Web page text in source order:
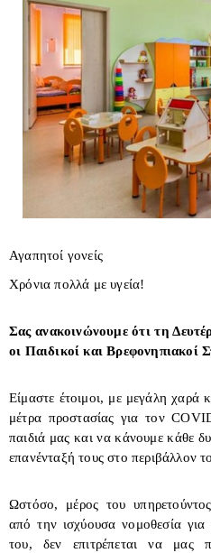
Αγαπητοί γονείς
Χρόνια πολλά με υγεία!
Σας ανακοινώνουμε ότι τη
οι Παιδικοί και Βρεφονηπιακοί
Είμαστε έτοιμοι, με μεγάλη χαρά
μέτρα προστασίας για τον
παιδιά μας και να κάνουμε κάθε
επανένταξή τους στο περιβάλλον
Ωστόσο, μέρος του
από την ισχύουσα νομοθεσία για
του, δεν επιτρέπεται να μας